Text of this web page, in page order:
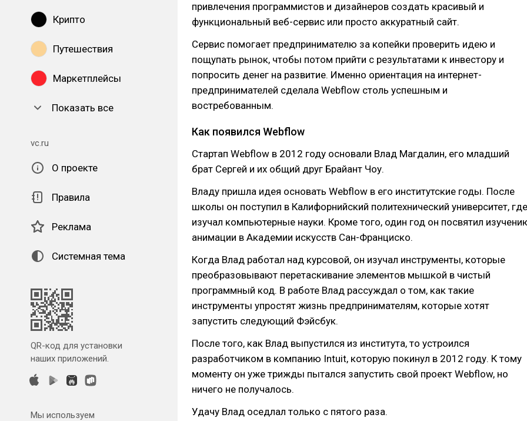
Крипто
Путешествия
Маркетплейсы
Показать все
vc.ru
О проекте
Правила
Реклама
Системная тема
QR-код для установки
наших приложений.
Мы используем
привлечения программистов и дизайнеров создать красивый и
функциональный веб-сервис или просто аккуратный сайт.
Сервис помогает предпринимателю за копейки проверить идею и
пощупать рынок, чтобы потом прийти с результатами к инвестору и
попросить денег на развитие. Именно ориентация на интернет-
предпринимателей сделала Webflow столь успешным и
востребованным.
Как появился Webflow
Стартап Webflow в 2012 году основали Влад Магдалин, его младший
брат Сергей и их общий друг Брайант Чоу.
Владу пришла идея основать Webflow в его институтские годы. После
школы он поступил в Калифорнийский политехнический университет, где
изучал компьютерные науки. Кроме того, один год он посвятил
анимации в Академии искусств Сан-Франциско.
Когда Влад работал над курсовой, он изучал инструменты, которые
преобразовывают перетаскивание элементов мышкой в чистый
программный код. В работе Влад рассуждал о том, как такие
инструменты упростят жизнь предпринимателям, которые хотят
запустить следующий Фэйсбук.
После того, как Влад выпустился из института, то устроился
разработчиком в компанию Intuit, которую покинул в 2012 году. К тому
моменту он уже трижды пытался запустить свой проект Webflow, но
ничего не получалось.
Удачу Влад оседлал только с пятого раза.